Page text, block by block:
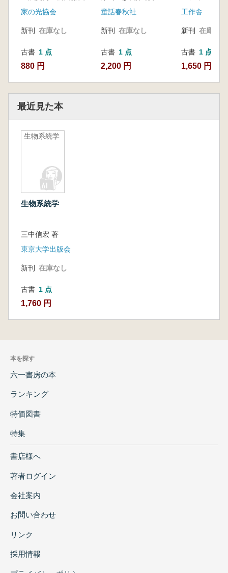
家の光協会
新刊 在庫なし
古書 1 点
880 円
童話春秋社
新刊 在庫なし
古書 1 点
2,200 円
工作舎
新刊 在庫なし
古書 1 点
1,650 円
最近見た本
生物系統学
生物系統学
三中信宏 著
東京大学出版会
新刊 在庫なし
古書 1 点
1,760 円
本を探す
六一書房の本
ランキング
特価図書
特集
書店様へ
著者ログイン
会社案内
お問い合わせ
リンク
採用情報